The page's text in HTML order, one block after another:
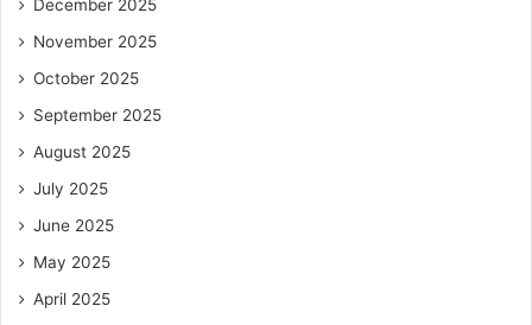
December 2025
November 2025
October 2025
September 2025
August 2025
July 2025
June 2025
May 2025
April 2025